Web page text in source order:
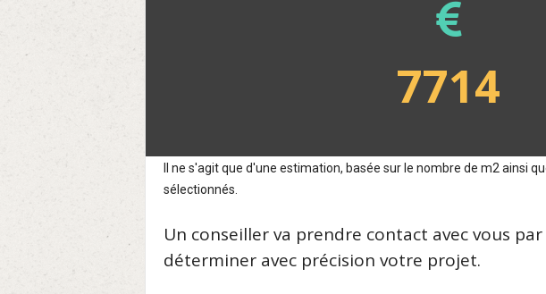
7714
Il ne s'agit que d'une estimation, basée sur le nombre de m2 ainsi
sélectionnés.
Un conseiller va prendre contact avec vous
déterminer avec précision votre projet.